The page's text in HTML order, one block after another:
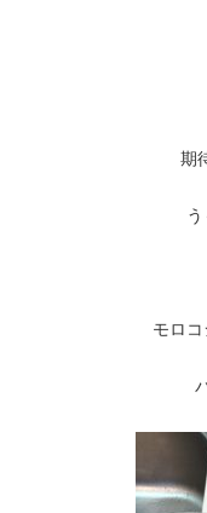
期
モロ